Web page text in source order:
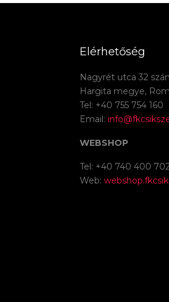
Elérhetőség
Nagyrét utca 32
Hargita megye,
Tel: +40 755 754 160
Email:
WEBSHOP
Tel: +40 740 400
Web: